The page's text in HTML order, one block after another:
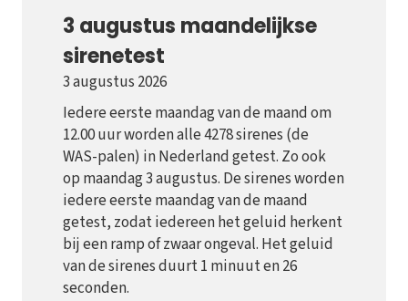
3 augustus maandelijkse
sirenetest
3 augustus 2026
Iedere eerste maandag van de maand om
12.00 uur worden alle 4278 sirenes (de
WAS-palen) in Nederland getest. Zo ook
op maandag 3 augustus. De sirenes worden
iedere eerste maandag van de maand
getest, zodat iedereen het geluid herkent
bij een ramp of zwaar ongeval. Het geluid
van de sirenes duurt 1 minuut en 26
seconden.